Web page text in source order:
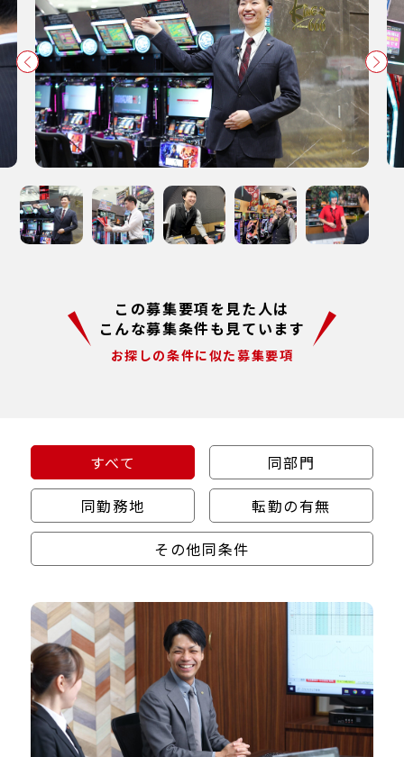
この募集要項を見た人は
こんな募集条件も見ています
お探しの条件に似た募集要項
すべて
同部門
同勤務地
転勤の有無
その他同条件